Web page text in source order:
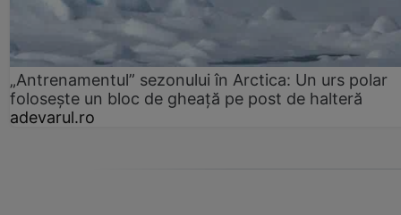
„Antrenamentul” sezonului în Arctica: Un urs polar
folosește un bloc de gheață pe post de halteră
adevarul.ro